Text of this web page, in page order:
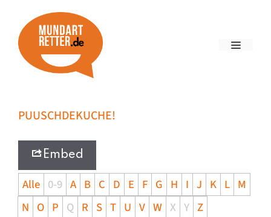
PUUSCHDEKUCHE!
Embed
Alle 0-9 A B C D E F G H I J K L M
N O P Q R S T U V W X Y Z